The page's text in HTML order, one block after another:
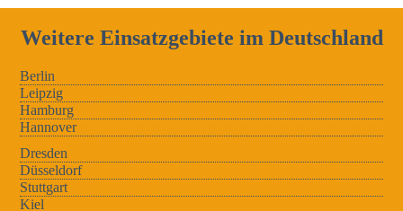
Weitere Einsatzgebiete im Deutschland
Berlin
Leipzig
Hamburg
Hannover
Dresden
Düsseldorf
Stuttgart
Kiel